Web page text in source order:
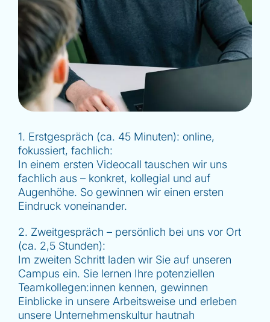
1. Erstgespräch (ca. 45 Minuten): online,
fokussiert, fachlich:
In einem ersten Videocall tauschen wir uns
fachlich aus – konkret, kollegial und auf
Augenhöhe. So gewinnen wir einen ersten
Eindruck voneinander.
2. Zweitgespräch – persönlich bei uns vor Ort
(ca. 2,5 Stunden):
Im zweiten Schritt laden wir Sie auf unseren
Campus ein. Sie lernen Ihre potenziellen
Teamkollegen:innen kennen, gewinnen
Einblicke in unsere Arbeitsweise und erleben
unsere Unternehmenskultur hautnah